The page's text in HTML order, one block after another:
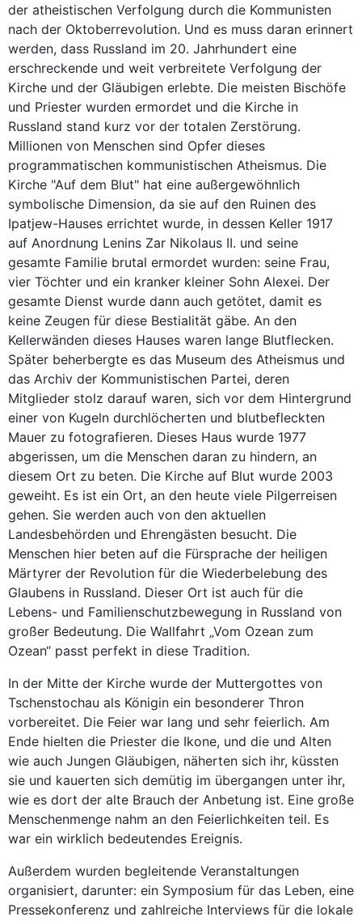
der atheistischen Verfolgung durch die Kommunisten
nach der Oktoberrevolution. Und es muss daran erinnert
werden, dass Russland im 20. Jahrhundert eine
erschreckende und weit verbreitete Verfolgung der
Kirche und der Gläubigen erlebte. Die meisten Bischöfe
und Priester wurden ermordet und die Kirche in
Russland stand kurz vor der totalen Zerstörung.
Millionen von Menschen sind Opfer dieses
programmatischen kommunistischen Atheismus. Die
Kirche "Auf dem Blut" hat eine außergewöhnlich
symbolische Dimension, da sie auf den Ruinen des
Ipatjew-Hauses errichtet wurde, in dessen Keller 1917
auf Anordnung Lenins Zar Nikolaus II. und seine
gesamte Familie brutal ermordet wurden: seine Frau,
vier Töchter und ein kranker kleiner Sohn Alexei. Der
gesamte Dienst wurde dann auch getötet, damit es
keine Zeugen für diese Bestialität gäbe. An den
Kellerwänden dieses Hauses waren lange Blutflecken.
Später beherbergte es das Museum des Atheismus und
das Archiv der Kommunistischen Partei, deren
Mitglieder stolz darauf waren, sich vor dem Hintergrund
einer von Kugeln durchlöcherten und blutbefleckten
Mauer zu fotografieren. Dieses Haus wurde 1977
abgerissen, um die Menschen daran zu hindern, an
diesem Ort zu beten. Die Kirche auf Blut wurde 2003
geweiht. Es ist ein Ort, an den heute viele Pilgerreisen
gehen. Sie werden auch von den aktuellen
Landesbehörden und Ehrengästen besucht. Die
Menschen hier beten auf die Fürsprache der heiligen
Märtyrer der Revolution für die Wiederbelebung des
Glaubens in Russland. Dieser Ort ist auch für die
Lebens- und Familienschutzbewegung in Russland von
großer Bedeutung. Die Wallfahrt „Vom Ozean zum
Ozean“ passt perfekt in diese Tradition.
In der Mitte der Kirche wurde der Muttergottes von
Tschenstochau als Königin ein besonderer Thron
vorbereitet. Die Feier war lang und sehr feierlich. Am
Ende hielten die Priester die Ikone, und die und Alten
wie auch Jungen Gläubigen, näherten sich ihr, küssten
sie und kauerten sich demütig im übergangen unter ihr,
wie es dort der alte Brauch der Anbetung ist. Eine große
Menschenmenge nahm an den Feierlichkeiten teil. Es
war ein wirklich bedeutendes Ereignis.
Außerdem wurden begleitende Veranstaltungen
organisiert, darunter: ein Symposium für das Leben, eine
Pressekonferenz und zahlreiche Interviews für die lokale